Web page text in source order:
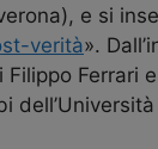
e si
verità».
Ferrari